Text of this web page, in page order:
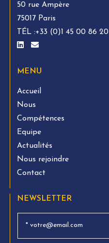
50 rue Ampère
75017 Paris
TÉL :+33 (0)1 45 00 86 20
MENU
Accueil
Nous
Compétences
Equipe
Actualités
Nous rejoindre
Contact
NEWSLETTER